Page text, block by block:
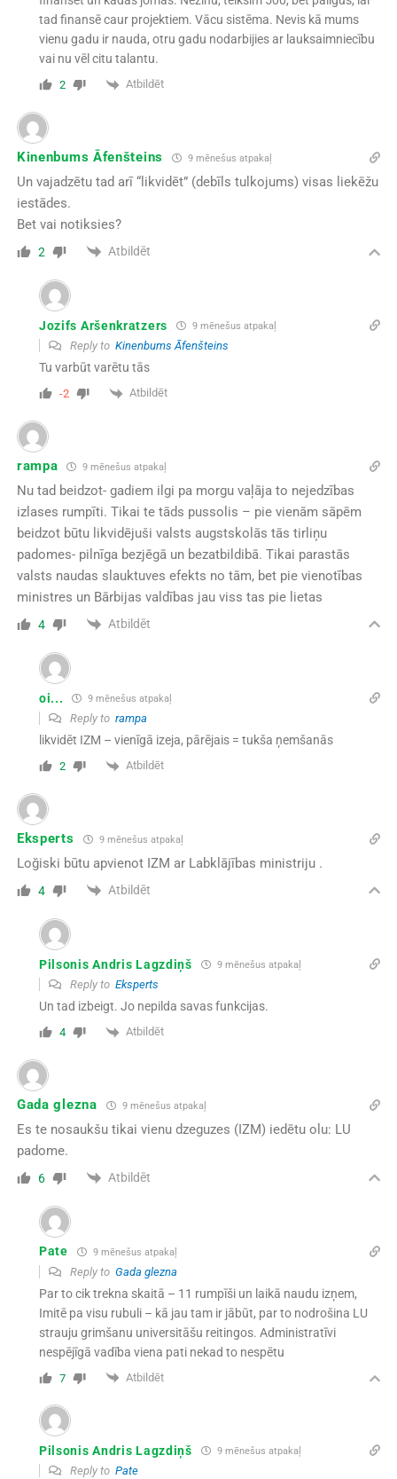
tad finansē caur projektiem. Vācu sistēma. Nevis kā mums
vienu gadu ir nauda, otru gadu nodarbijies ar lauksaimniecību
vai nu vēl citu talantu.
2 Atbildēt
Kinenbums Āfenšteins 9 mēnešus atpakaļ
Un vajadzētu tad arī “likvidēt” (debīls tulkojums) visas liekēžu
iestādes.
Bet vai notiksies?
2 Atbildēt
Jozifs Aršenkratzers 9 mēnešus atpakaļ
Reply to Kinenbums Āfenšteins
Tu varbūt varētu tās
-2 Atbildēt
rampa 9 mēnešus atpakaļ
Nu tad beidzot- gadiem ilgi pa morgu vaļāja to nejedzības
izlases rumpīti. Tikai te tāds pussolis – pie vienām sāpēm
beidzot būtu likvidējuši valsts augstskolās tās tirliņu
padomes- pilnīga bezjēgā un bezatbildibā. Tikai parastās
valsts naudas slauktuves efekts no tām, bet pie vienotības
ministres un Bārbijas valdības jau viss tas pie lietas
4 Atbildēt
oi... 9 mēnešus atpakaļ
Reply to rampa
likvidēt IZM – vienīgā izeja, pārējais = tukša ņemšanās
2 Atbildēt
Eksperts 9 mēnešus atpakaļ
Loğiski būtu apvienot IZM ar Labklājības ministriju .
4 Atbildēt
Pilsonis Andris Lagzdiņš 9 mēnešus atpakaļ
Reply to Eksperts
Un tad izbeigt. Jo nepilda savas funkcijas.
4 Atbildēt
Gada glezna 9 mēnešus atpakaļ
Es te nosaukšu tikai vienu dzeguzes (IZM) iedētu olu: LU
padome.
6 Atbildēt
Pate 9 mēnešus atpakaļ
Reply to Gada glezna
Par to cik trekna skaitā – 11 rumpīši un laikā naudu izņem,
Imitē pa visu rubuli – kā jau tam ir jābūt, par to nodrošina LU
strauju grimšanu universitāšu reitingos. Administratīvi
nespējīgā vadība viena pati nekad to nespētu
7 Atbildēt
Pilsonis Andris Lagzdiņš 9 mēnešus atpakaļ
Reply to Pate